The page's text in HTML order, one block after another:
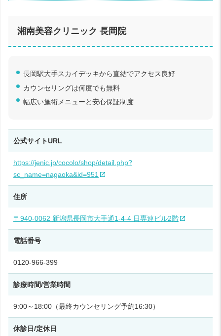
湘南美容クリニック 長岡院
長岡駅大手スカイデッキから直結でアクセス良好
カウンセリングは何度でも無料
幅広い施術メニューと安心保証制度
公式サイトURL
https://jenic.jp/cocolo/shop/detail.php?
sc_name=nagaoka&id=951
住所
〒940-0062 新潟県長岡市大手通1-4-4 日専連ビル2階
電話番号
0120-966-399
診療時間/営業時間
9:00～18:00（最終カウンセリング予約16:30）
休診日/定休日